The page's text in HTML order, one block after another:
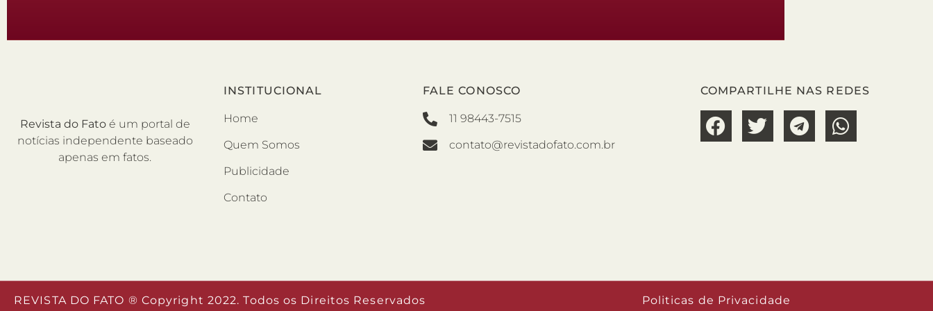
Revista do Fato é um portal de
notícias independente baseado
apenas em fatos.
INSTITUCIONAL
Home
Quem Somos
Publicidade
Contato
FALE CONOSCO
11 98443-7515
contato@revistadofato.com.br
COMPARTILHE NAS REDES
REVISTA DO FATO ® Copyright 2022. Todos os Direitos Reservados Politicas de Privacidade